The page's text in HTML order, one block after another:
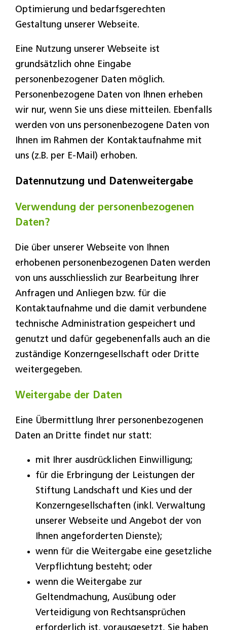
Optimierung und bedarfsgerechten
Gestaltung unserer Webseite.
Eine Nutzung unserer Webseite ist
grundsätzlich ohne Eingabe
personenbezogener Daten möglich.
Personenbezogene Daten von Ihnen erheben
wir nur, wenn Sie uns diese mitteilen. Ebenfalls
werden von uns personenbezogene Daten von
Ihnen im Rahmen der Kontaktaufnahme mit
uns (z.B. per E-Mail) erhoben.
Datennutzung und Datenweitergabe
Verwendung der personenbezogenen
Daten?
Die über unserer Webseite von Ihnen
erhobenen personenbezogenen Daten werden
von uns ausschliesslich zur Bearbeitung Ihrer
Anfragen und Anliegen bzw. für die
Kontaktaufnahme und die damit verbundene
technische Administration gespeichert und
genutzt und dafür gegebenenfalls auch an die
zuständige Konzerngesellschaft oder Dritte
weitergegeben.
Weitergabe der Daten
Eine Übermittlung Ihrer personenbezogenen
Daten an Dritte findet nur statt:
mit Ihrer ausdrücklichen Einwilligung;
für die Erbringung der Leistungen der
Stiftung Landschaft und Kies und der
Konzerngesellschaften (inkl. Verwaltung
unserer Webseite und Angebot der von
Ihnen angeforderten Dienste);
wenn für die Weitergabe eine gesetzliche
Verpflichtung besteht; oder
wenn die Weitergabe zur
Geltendmachung, Ausübung oder
Verteidigung von Rechtsansprüchen